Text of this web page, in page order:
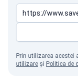
Prin utilizarea acestei
utilizare și Politica de